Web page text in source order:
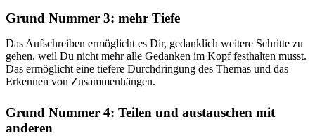
Grund Nummer 3: mehr Tiefe
Das Aufschreiben ermöglicht es Dir, gedanklich weitere Schritte zu
gehen, weil Du nicht mehr alle Gedanken im Kopf festhalten musst.
Das ermöglicht eine tiefere Durchdringung des Themas und das
Erkennen von Zusammenhängen.
Grund Nummer 4: Teilen und austauschen mit
anderen